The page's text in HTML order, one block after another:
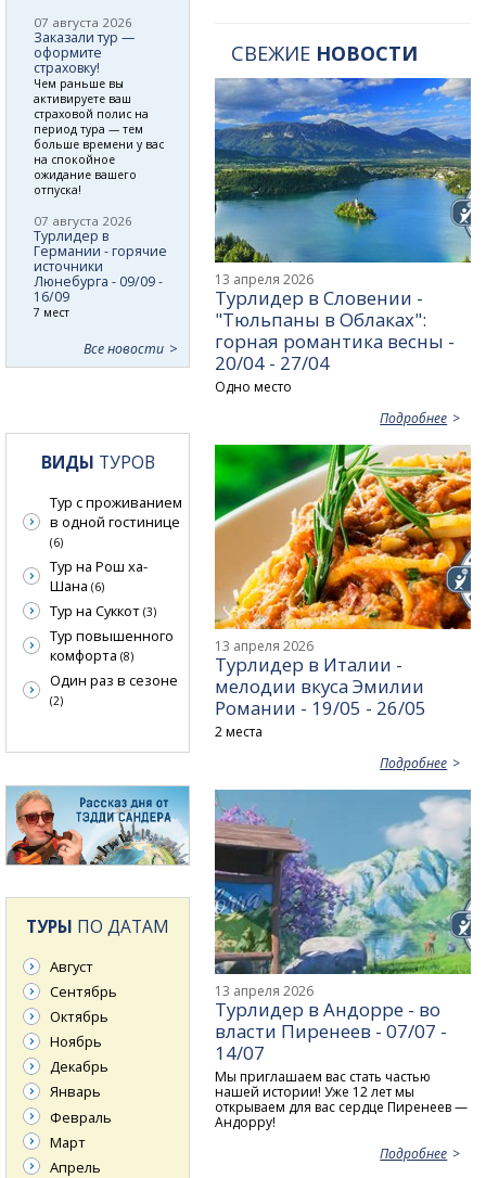
СВЕЖИЕ НОВОСТИ
13 апреля 2026
Турлидер в Словении -
"Тюльпаны в Облаках":
горная романтика весны -
20/04 - 27/04
Одно место
Подробнее
13 апреля 2026
Турлидер в Италии -
мелодии вкуса Эмилии
Романии - 19/05 - 26/05
2 места
Подробнее
13 апреля 2026
Турлидер в Андорре - во
власти Пиренеев - 07/07 -
14/07
Мы приглашаем вас стать частью
нашей истории! Уже 12 лет мы
открываем для вас сердце Пиренеев —
Андорру!
Подробнее
07 августа 2026
Заказали тур —
оформите
страховку!
Чем раньше вы
активируете ваш
страховой полис на
период тура — тем
больше времени у вас
на спокойное
ожидание вашего
отпуска!
07 августа 2026
Турлидер в
Германии - горячие
источники
Люнебурга - 09/09 -
16/09
7 мест
Все новости
ВИДЫ ТУРОВ
Тур с проживанием
в одной гостинице
(6)
Тур на Рош ха-
Шана (6)
Тур на Суккот (3)
Тур повышенного
комфорта (8)
Один раз в сезоне
(2)
ТУРЫ ПО ДАТАМ
Август
Сентябрь
Октябрь
Ноябрь
Декабрь
Январь
Февраль
Март
Апрель